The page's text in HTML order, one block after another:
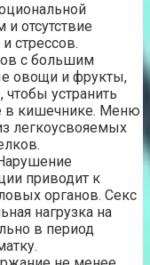
отсутствие
стрессов.
с большим
овощи и фрукты,
устранить
в кишечнике. Меню
легкоусвояемых
приводит к
органов. Секс
нагрузка на
в период